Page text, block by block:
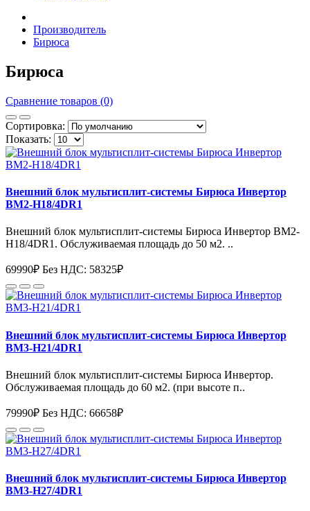
Производитель
Бирюса
Бирюса
Сравнение товаров (0)
Сортировка:
Показать:
Внешний блок мультисплит-системы Бирюса Инвертор
BM2-H18/4DR1
Внешний блок мультисплит-системы Бирюса Инвертор BM2-
H18/4DR1. Обслуживаемая площадь до 50 м2. ..
69990₽ Без НДС: 58325₽
Внешний блок мультисплит-системы Бирюса Инвертор
BM3-H21/4DR1
Внешний блок мультисплит-системы Бирюса Инвертор.
Обслуживаемая площадь до 60 м2. (при высоте п..
79990₽ Без НДС: 66658₽
Внешний блок мультисплит-системы Бирюса Инвертор
BM3-H27/4DR1